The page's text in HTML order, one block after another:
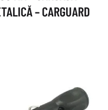
– CARGUARD